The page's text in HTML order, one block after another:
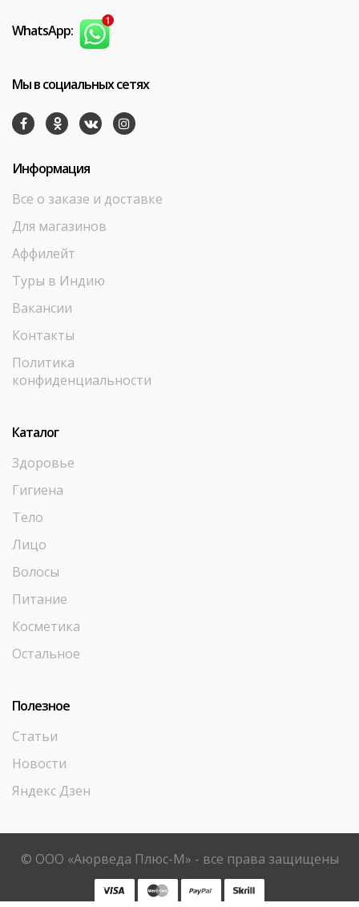
WhatsApp:
Мы в социальных сетях
Информация
Все о заказе и доставке
Для магазинов
Аффилейт
Туры в Индию
Вакансии
Контакты
Политика
конфиденциальности
Каталог
Здоровье
Гигиена
Тело
Лицо
Волосы
Питание
Косметика
Остальное
Полезное
Статьи
Новости
Яндекс Дзен
© ООО «Аюрведа Плюс-М» - все права защищены